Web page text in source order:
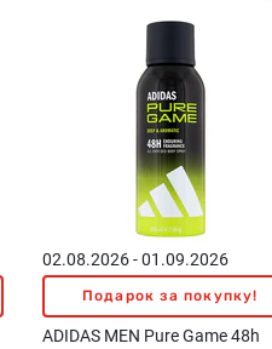
02.08.2026 - 01.09.2026
Подарок за покупку!
ADIDAS MEN Pure Game 48h